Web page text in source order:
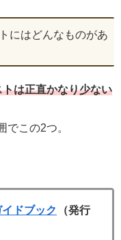
にはどんなものがあ
は正直かなり少ない
でこの2つ。
ドブック
（発行